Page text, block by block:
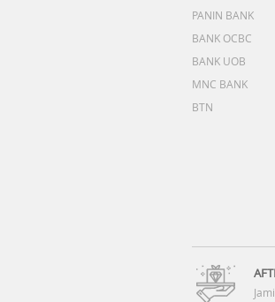
PANIN BANK
BANK OCBC
BANK UOB
MNC BANK
BTN